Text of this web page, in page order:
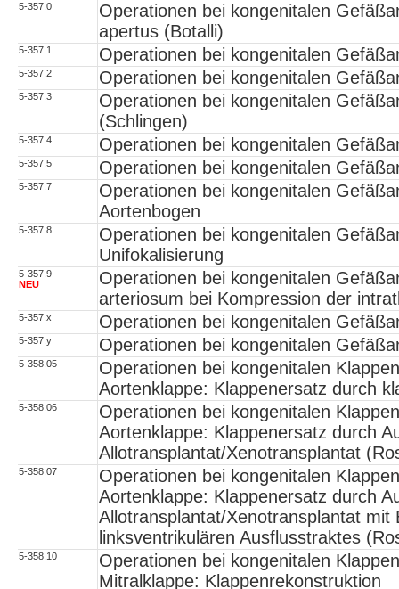
5-357.0
Operationen bei kongenitalen
apertus (Botalli)
5-357.1 Operationen bei kongenitalen
5-357.2 Operationen bei kongenitalen
5-357.3
Operationen bei kongenitalen
(Schlingen)
5-357.4 Operationen bei kongenitalen
5-357.5 Operationen bei kongenitalen
5-357.7
Operationen bei kongenitalen
Aortenbogen
5-357.8
Operationen bei kongenitalen
Unifokalisierung
5-357.9
NEU
Operationen bei kongenitalen
arteriosum bei Kompression der
5-357.x Operationen bei kongenitalen
5-357.y Operationen bei kongenitalen
5-358.05
Operationen bei kongenitalen
Aortenklappe: Klappenersatz durch
5-358.06
Operationen bei kongenitalen
Aortenklappe: Klappenersatz durch
Allotransplantat/Xenotransplantat
5-358.07
Operationen bei kongenitalen
Aortenklappe: Klappenersatz durch
Allotransplantat/Xenotransplantat mit
linksventrikulären Ausflusstraktes
5-358.10
Operationen bei kongenitalen
Mitralklappe: Klappenrekonstruktion